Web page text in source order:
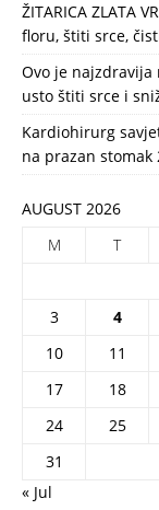
ŽITARICA ZLATA
floru, štiti srce,
Ovo je
usto štiti srce i
Kardiohirurg
na prazan
AUGUST 2026
M
T
3
4
10
11
17
18
24
25
31
« Jul